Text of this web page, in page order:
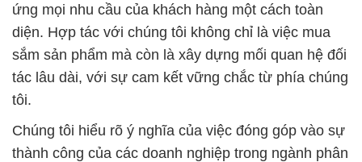
ứng mọi nhu cầu của khách hàng một cách toàn
diện. Hợp tác với chúng tôi không chỉ là việc mua
sắm sản phẩm mà còn là xây dựng mối quan hệ đối
tác lâu dài, với sự cam kết vững chắc từ phía chúng
tôi.
Chúng tôi hiểu rõ ý nghĩa của việc đóng góp vào sự
thành công của các doanh nghiệp trong ngành phân